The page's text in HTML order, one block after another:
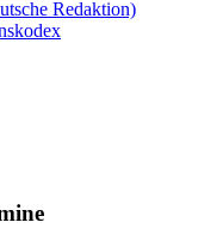
Redaktion)